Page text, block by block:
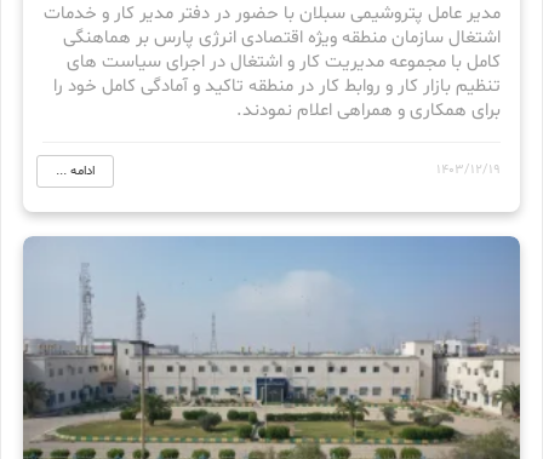
مدیر عامل پتروشیمی سبلان با حضور در دفتر مدیر کار و خدمات
اشتغال سازمان منطقه ویژه اقتصادی انرژی پارس بر هماهنگی
کامل با مجموعه مدیریت کار و اشتغال در اجرای سیاست های
تنظیم بازار کار و روابط کار در منطقه تاکید و آمادگی کامل خود را
برای همکاری و همراهی اعلام نمودند.
1403/12/19 ادامه ...